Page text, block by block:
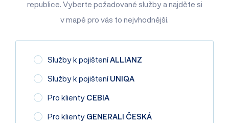
republice. Vyberte požadované služby a najděte si
v mapě pro vás to nejvhodnější.
Služby k pojišteníALLIANZ
Služby k pojišteníUNIQA
Pro klienty CEBIA
Pro klienty GENERALI ČESKÁ